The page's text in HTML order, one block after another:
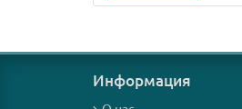
Информация